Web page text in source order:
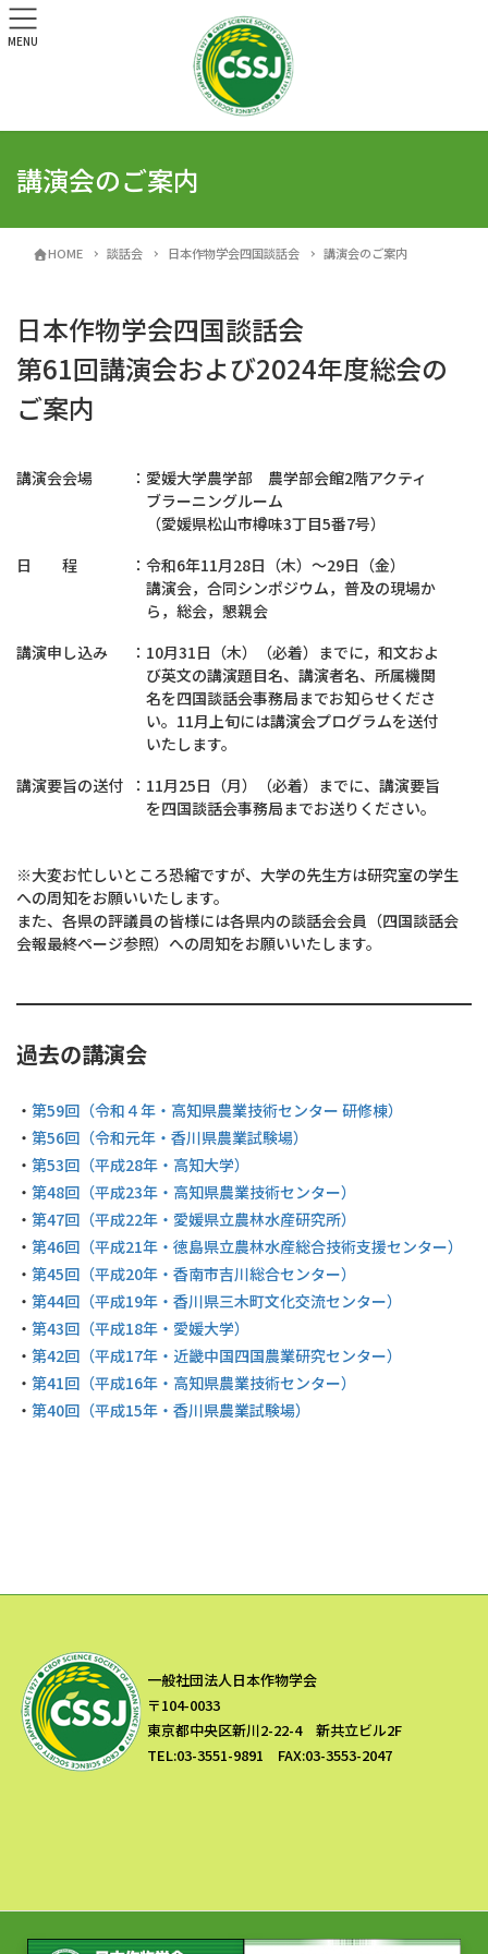
講演会のご案内
HOME 談話会 日本作物学会四国談話会 講演会のご案内
日本作物学会四国談話会
第61回講演会および2024年度総会の
ご案内
講演会会場 ： 愛媛大学農学部 農学部会館2階アクティ
ブラーニングルーム
（愛媛県松山市樽味3丁目5番7号）
日 程
： 令和6年11月28日（木）～29日（金）
講演会，合同シンポジウム，普及の現場か
ら，総会，懇親会
講演申し込み
： 10月31日（木）（必着）までに，和文およ
び英文の講演題目名、講演者名、所属機関
名を四国談話会事務局までお知らせくださ
い。11月上旬には講演会プログラムを送付
いたします。
講演要旨の送付
： 11月25日（月）（必着）までに、講演要旨
を四国談話会事務局までお送りください。
※大変お忙しいところ恐縮ですが、大学の先生方は研究室の学生
への周知をお願いいたします。
また、各県の評議員の皆様には各県内の談話会会員（四国談話会
会報最終ページ参照）への周知をお願いいたします。
過去の講演会
・ 第59回（令和４年・高知県農業技術センター 研修棟）
・ 第56回（令和元年・香川県農業試験場）
・ 第53回（平成28年・高知大学）
・ 第48回（平成23年・高知県農業技術センター）
・ 第47回（平成22年・愛媛県立農林水産研究所）
・ 第46回（平成21年・徳島県立農林水産総合技術支援センター）
・ 第45回（平成20年・香南市吉川総合センター）
・ 第44回（平成19年・香川県三木町文化交流センター）
・ 第43回（平成18年・愛媛大学）
・ 第42回（平成17年・近畿中国四国農業研究センター）
・ 第41回（平成16年・高知県農業技術センター）
・ 第40回（平成15年・香川県農業試験場）
一般社団法人日本作物学会
〒104-0033
東京都中央区新川2-22-4 新共立ビル2F
TEL:03-3551-9891 FAX:03-3553-2047
Copyright © 一般社団法人 日本作物学会 All Rights Reserved.
MENU